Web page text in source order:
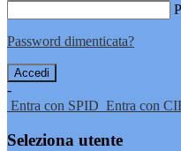
Password dimenticata?
-
Entra con SPID Entra con
Seleziona utente